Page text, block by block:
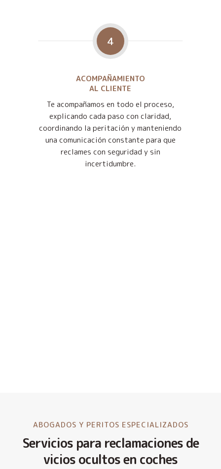
4
ACOMPAÑAMIENTO
AL CLIENTE
Te acompañamos en todo el proceso,
explicando cada paso con claridad,
coordinando la peritación y manteniendo
una comunicación constante para que
reclames con seguridad y sin
incertidumbre.
ABOGADOS Y PERITOS ESPECIALIZADOS
Servicios para reclamaciones de
vicios ocultos en coches